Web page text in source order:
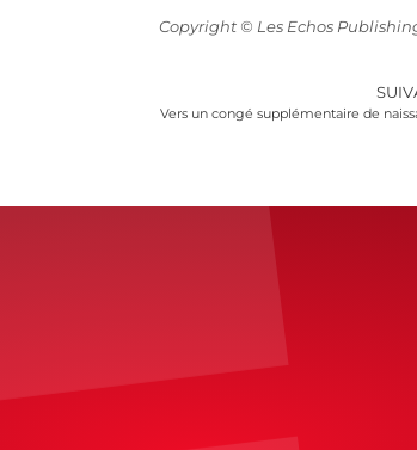
Copyright © Les Echos
Vers un congé supplémentaire de